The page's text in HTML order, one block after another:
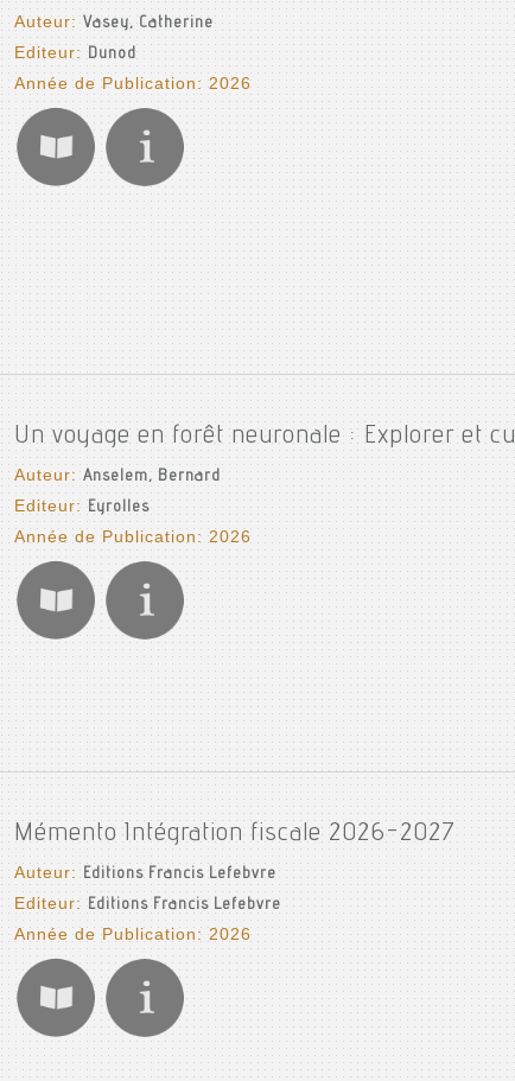
Auteur: Vasey, Catherine
Editeur:Dunod
Année de Publication: 2026
Un voyage en forêt neuronale : Explorer et
Auteur:Anselem, Bernard
Editeur:Eyrolles
Année de Publication: 2026
Mémento Intégration fiscale 2026-2027
Auteur: Editions Francis Lefebvre
Editeur:Editions Francis Lefebvre
Année de Publication: 2026